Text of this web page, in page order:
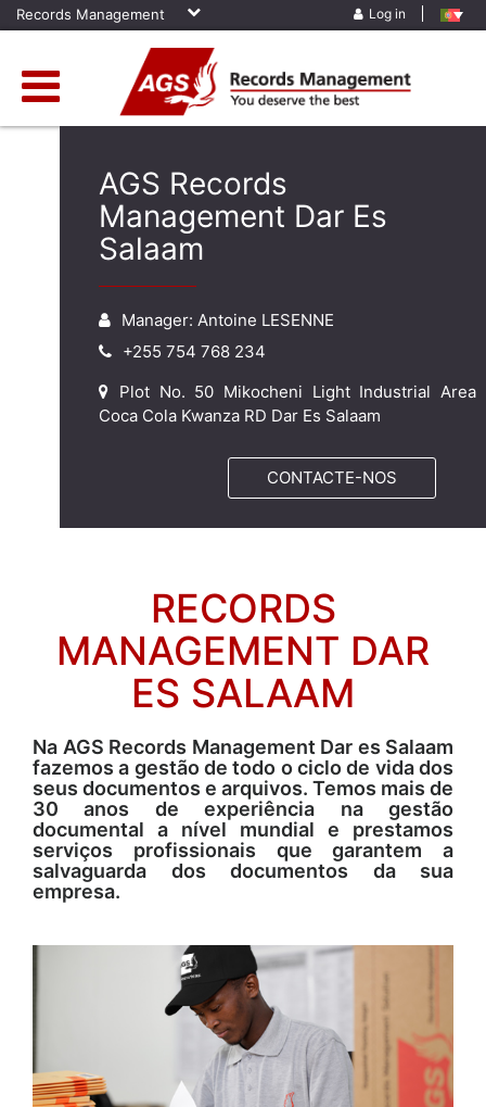
Records Management Log in
AGS Records
Management Dar Es
Salaam
Manager: Antoine LESENNE
+255 754 768 234
Plot No. 50 Mikocheni Light Industrial Area
Coca Cola Kwanza RD Dar Es Salaam
CONTACTE-NOS
RECORDS
MANAGEMENT DAR
ES SALAAM
Na AGS Records Management Dar es Salaam
fazemos a gestão de todo o ciclo de vida dos
seus documentos e arquivos. Temos mais de
30 anos de experiência na gestão
documental a nível mundial e prestamos
serviços profissionais que garantem a
salvaguarda dos documentos da sua
empresa.